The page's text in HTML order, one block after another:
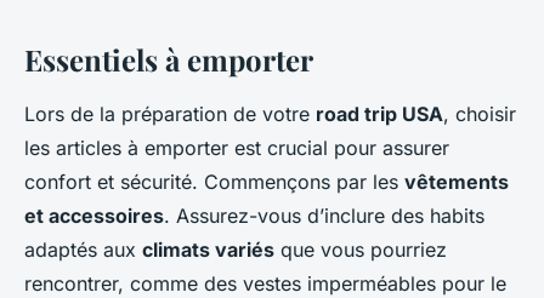
Essentiels à emporter
Lors de la préparation de votre road trip USA, choisir
les articles à emporter est crucial pour assurer
confort et sécurité. Commençons par les vêtements
et accessoires. Assurez-vous d’inclure des habits
adaptés aux climats variés que vous pourriez
rencontrer, comme des vestes imperméables pour le